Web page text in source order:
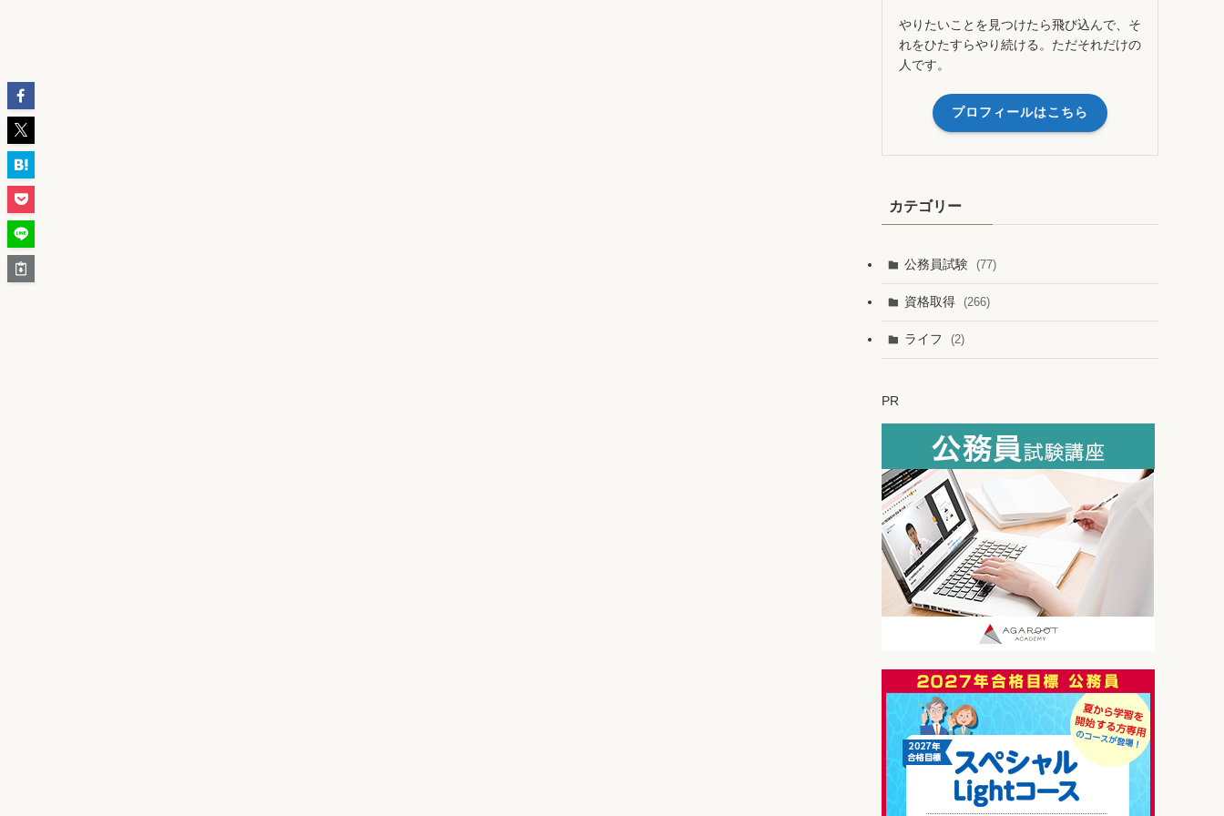
やりたいことを見つけたら飛び込んで、そ
れをひたすらやり続ける。ただそれだけの
人です。
プロフィールはこちら
カテゴリー
公務員試験 (77)
資格取得 (266)
ライフ (2)
PR